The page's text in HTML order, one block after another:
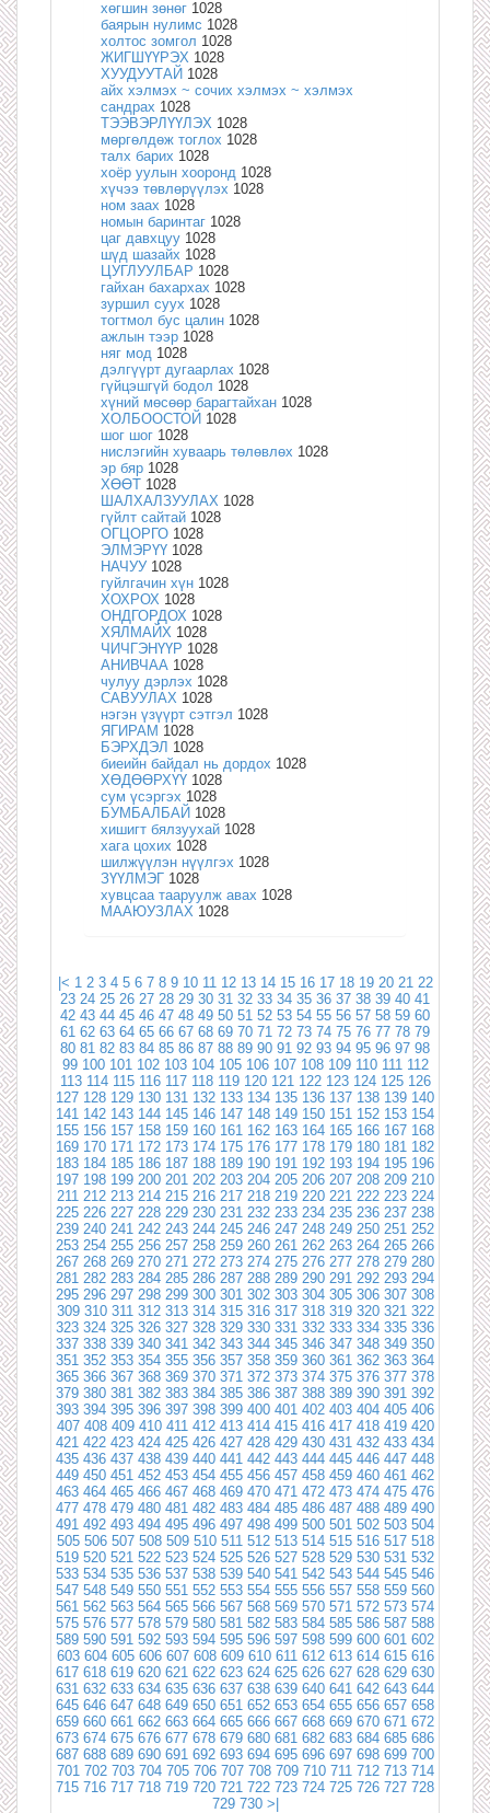
хөгшин зөнөг 1028
баярын нулимс 1028
холтос зомгол 1028
ЖИГШҮҮРЭХ 1028
ХУУДУУТАЙ 1028
айх хэлмэх ~ сочих хэлмэх ~ хэлмэх
сандрах 1028
ТЭЭВЭРЛҮҮЛЭХ 1028
мөргөлдөж тоглох 1028
талх барих 1028
хоёр уулын хооронд 1028
хүчээ төвлөрүүлэх 1028
ном заах 1028
номын баринтаг 1028
цаг давхцуу 1028
шүд шазайх 1028
ЦУГЛУУЛБАР 1028
гайхан бахархах 1028
зуршил суух 1028
тогтмол бус цалин 1028
ажлын тээр 1028
няг мод 1028
дэлгүүрт дугаарлах 1028
гүйцэшгүй бодол 1028
хүний мөсөөр барагтайхан 1028
ХОЛБООСТОЙ 1028
шог шог 1028
нислэгийн хуваарь төлөвлөх 1028
эр бяр 1028
ХӨӨТ 1028
ШАЛХАЛЗУУЛАХ 1028
гүйлт сайтай 1028
ОГЦОРГО 1028
ЭЛМЭРҮҮ 1028
НАЧУУ 1028
гуйлгачин хүн 1028
ХОХРОХ 1028
ОНДГОРДОХ 1028
ХЯЛМАЙХ 1028
ЧИЧГЭНҮҮР 1028
АНИВЧАА 1028
чулуу дэрлэх 1028
САВУУЛАХ 1028
нэгэн үзүүрт сэтгэл 1028
ЯГИРАМ 1028
БЭРХДЭЛ 1028
биеийн байдал нь дордох 1028
ХӨДӨӨРХҮҮ 1028
сум үсэргэх 1028
БУМБАЛБАЙ 1028
хишигт бялзуухай 1028
хага цохих 1028
шилжүүлэн нүүлгэх 1028
ЗҮҮЛМЭГ 1028
хувцсаа тааруулж авах 1028
МААЮУЗЛАХ 1028
|< 1 2 3 4 5 6 7 8 9 10 11 12 13 14 15 16 17 18 19 20 21 22
23 24 25 26 27 28 29 30 31 32 33 34 35 36 37 38 39 40 41
42 43 44 45 46 47 48 49 50 51 52 53 54 55 56 57 58 59 60
61 62 63 64 65 66 67 68 69 70 71 72 73 74 75 76 77 78 79
80 81 82 83 84 85 86 87 88 89 90 91 92 93 94 95 96 97 98
99 100 101 102 103 104 105 106 107 108 109 110 111 112
113 114 115 116 117 118 119 120 121 122 123 124 125 126
127 128 129 130 131 132 133 134 135 136 137 138 139 140
141 142 143 144 145 146 147 148 149 150 151 152 153 154
155 156 157 158 159 160 161 162 163 164 165 166 167 168
169 170 171 172 173 174 175 176 177 178 179 180 181 182
183 184 185 186 187 188 189 190 191 192 193 194 195 196
197 198 199 200 201 202 203 204 205 206 207 208 209 210
211 212 213 214 215 216 217 218 219 220 221 222 223 224
225 226 227 228 229 230 231 232 233 234 235 236 237 238
239 240 241 242 243 244 245 246 247 248 249 250 251 252
253 254 255 256 257 258 259 260 261 262 263 264 265 266
267 268 269 270 271 272 273 274 275 276 277 278 279 280
281 282 283 284 285 286 287 288 289 290 291 292 293 294
295 296 297 298 299 300 301 302 303 304 305 306 307 308
309 310 311 312 313 314 315 316 317 318 319 320 321 322
323 324 325 326 327 328 329 330 331 332 333 334 335 336
337 338 339 340 341 342 343 344 345 346 347 348 349 350
351 352 353 354 355 356 357 358 359 360 361 362 363 364
365 366 367 368 369 370 371 372 373 374 375 376 377 378
379 380 381 382 383 384 385 386 387 388 389 390 391 392
393 394 395 396 397 398 399 400 401 402 403 404 405 406
407 408 409 410 411 412 413 414 415 416 417 418 419 420
421 422 423 424 425 426 427 428 429 430 431 432 433 434
435 436 437 438 439 440 441 442 443 444 445 446 447 448
449 450 451 452 453 454 455 456 457 458 459 460 461 462
463 464 465 466 467 468 469 470 471 472 473 474 475 476
477 478 479 480 481 482 483 484 485 486 487 488 489 490
491 492 493 494 495 496 497 498 499 500 501 502 503 504
505 506 507 508 509 510 511 512 513 514 515 516 517 518
519 520 521 522 523 524 525 526 527 528 529 530 531 532
533 534 535 536 537 538 539 540 541 542 543 544 545 546
547 548 549 550 551 552 553 554 555 556 557 558 559 560
561 562 563 564 565 566 567 568 569 570 571 572 573 574
575 576 577 578 579 580 581 582 583 584 585 586 587 588
589 590 591 592 593 594 595 596 597 598 599 600 601 602
603 604 605 606 607 608 609 610 611 612 613 614 615 616
617 618 619 620 621 622 623 624 625 626 627 628 629 630
631 632 633 634 635 636 637 638 639 640 641 642 643 644
645 646 647 648 649 650 651 652 653 654 655 656 657 658
659 660 661 662 663 664 665 666 667 668 669 670 671 672
673 674 675 676 677 678 679 680 681 682 683 684 685 686
687 688 689 690 691 692 693 694 695 696 697 698 699 700
701 702 703 704 705 706 707 708 709 710 711 712 713 714
715 716 717 718 719 720 721 722 723 724 725 726 727 728
729 730 >|